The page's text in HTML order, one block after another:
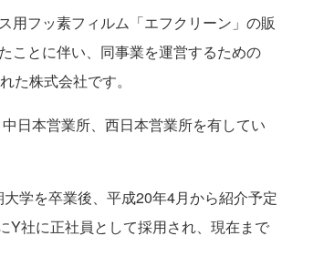
フッ素フィルム「エフクリーン」の販
ことに伴い、同事業を運営するための
た株式会社です。
日本営業所、西日本営業所を有してい
学を卒業後、平成20年4月から紹介予定
Y社に正社員として採用され、現在まで